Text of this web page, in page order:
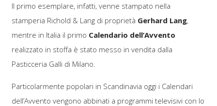
Il primo esemplare, infatti, venne stampato nella
stamperia Richold & Lang di proprietà Gerhard Lang,
mentre in Italia il primo Calendario dell’Avvento
realizzato in stoffa è stato messo in vendita dalla
Pasticceria Galli di Milano.
Particolarmente popolari in Scandinavia oggi i Calendari
dell’Avvento vengono abbinati a programmi televisivi con lo